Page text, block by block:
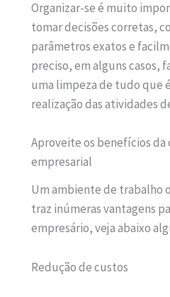
Organizar-se é muito
tomar decisões corretas,
parâmetros exatos e
preciso, em alguns
uma limpeza de tudo que
realização das atividades
Aproveite os benefícios da
empresarial
Um ambiente de trabalho
traz inúmeras vantagens
empresário, veja abaixo
Redução de custos